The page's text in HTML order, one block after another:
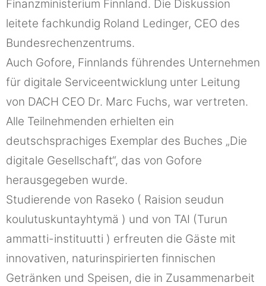
Finanzministerium Finnland. Die Diskussion
leitete fachkundig Roland Ledinger, CEO des
Bundesrechenzentrums.
Auch Gofore, Finnlands führendes Unternehmen
für digitale Serviceentwicklung unter Leitung
von DACH CEO Dr. Marc Fuchs, war vertreten.
Alle Teilnehmenden erhielten ein
deutschsprachiges Exemplar des Buches „Die
digitale Gesellschaft“, das von Gofore
herausgegeben wurde.
Studierende von Raseko ( Raision seudun
koulutuskuntayhtymä ) und von TAI (Turun
ammatti-instituutti ) erfreuten die Gäste mit
innovativen, naturinspirierten finnischen
Getränken und Speisen, die in Zusammenarbeit